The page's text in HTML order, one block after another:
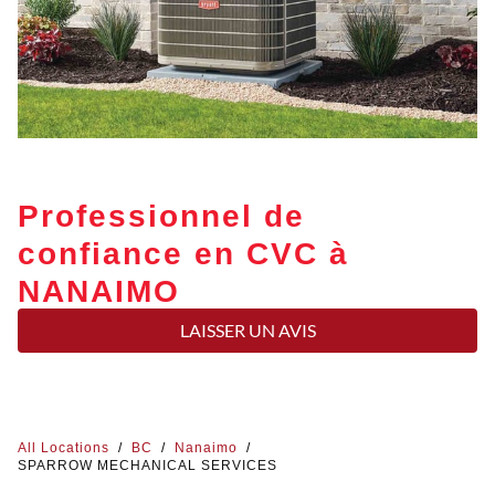
Professionnel de
confiance en CVC à
NANAIMO
LAISSER UN AVIS
All Locations / BC / Nanaimo
/
SPARROW MECHANICAL SERVICES